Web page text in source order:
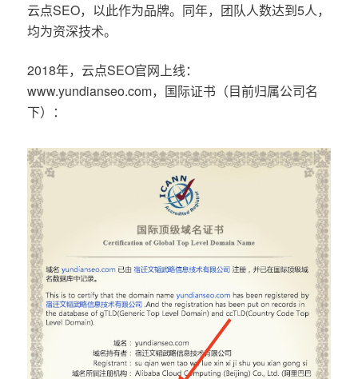
云点SEO，以此作为品牌。同年，团队人数达到5人，
均为资深技术。
2018年，云点SEO官网上线：
www.yundianseo.com，国际证书（目前归属公司名
下）：